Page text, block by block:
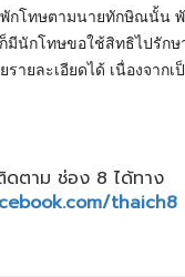
โทษตามนายทักษิณนั้น พั
นักโทษขอใช้สิทธิไปรัก
ายละเอียดได้ เนื่องจา
ดตาม ช่อง 8 ได้ทาง
thaich8